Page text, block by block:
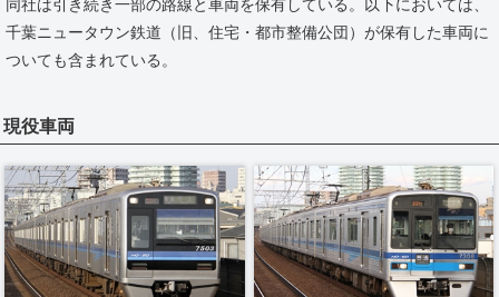
同社は引き続き一部の路線と車両を保有している。以下においては、
千葉ニュータウン鉄道（旧、住宅・都市整備公団）が保有した車両に
ついても含まれている。
現役車両